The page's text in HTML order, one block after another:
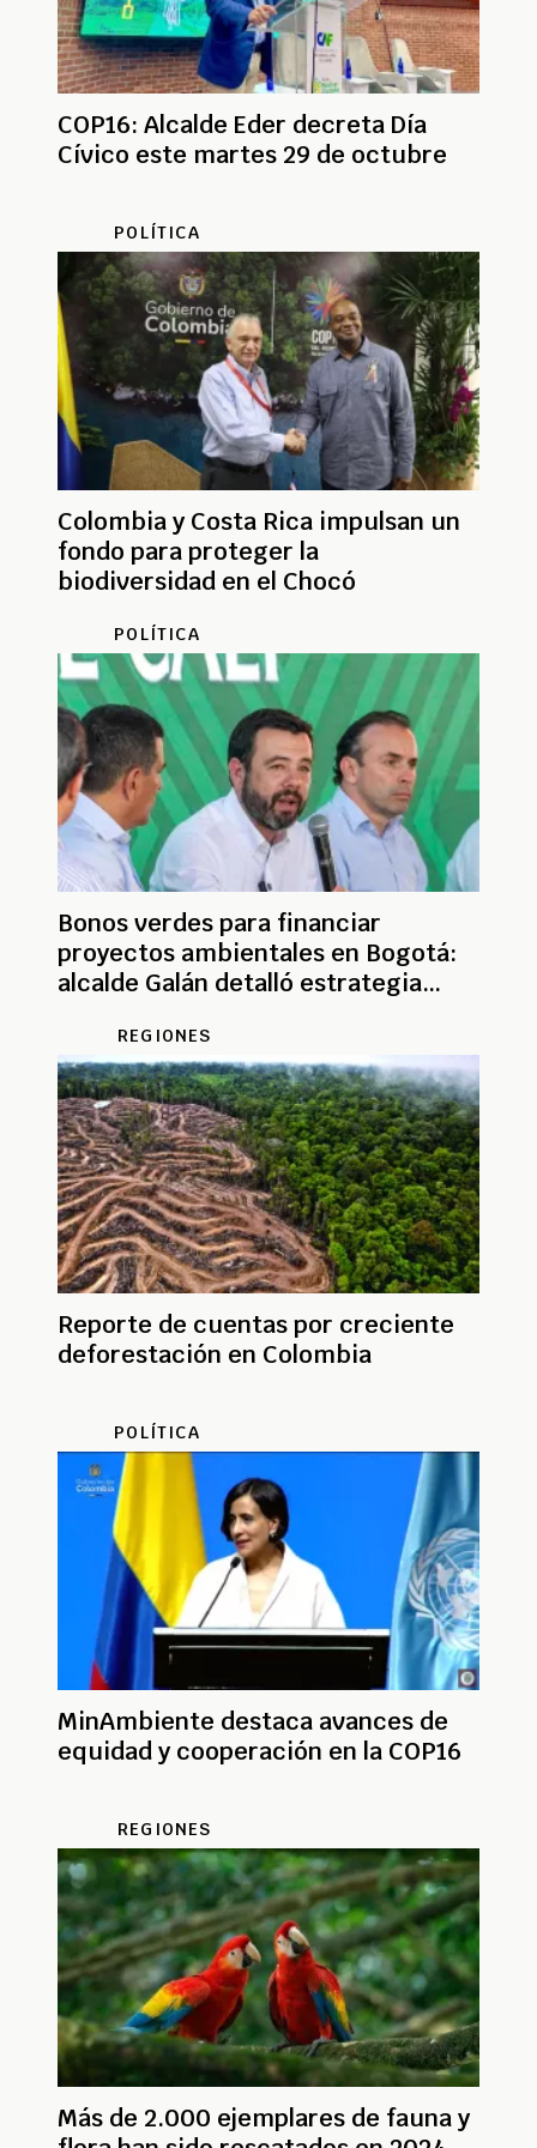
COP16: Alcalde Eder decreta Día
Cívico este martes 29 de octubre
POLÍTICA
Colombia y Costa Rica impulsan un
fondo para proteger la
biodiversidad en el Chocó
POLÍTICA
Bonos verdes para financiar
proyectos ambientales en Bogotá:
alcalde Galán detalló estrategia
REGIONES
Reporte de cuentas por creciente
deforestación en Colombia
POLÍTICA
MinAmbiente destaca avances de
equidad y cooperación en la COP16
REGIONES
Más de 2.000 ejemplares de fauna y